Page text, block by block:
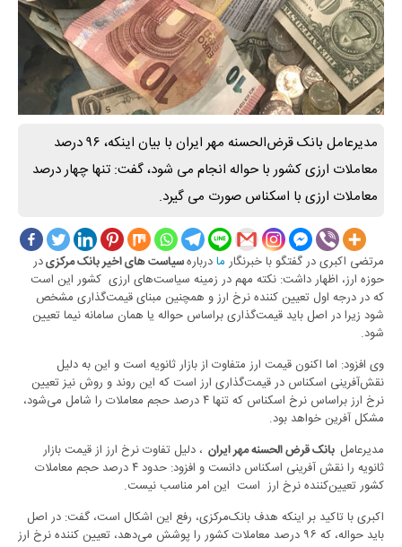
مدیرعامل بانک قرض‌الحسنه مهر ایران با بیان اینکه، ۹۶ درصد
معاملات ارزی کشور با حواله انجام می شود، گفت: تنها چهار درصد
معاملات ارزی با اسکناس صورت می گیرد.
مرتضی اکبری در گفتگو با خبرنگار مادربارهسیاست های اخیر بانک مرکزیدر
حوزه ارز، اظهار داشت: نکته مهم در زمینه سیاست‌های ارزی کشور این است
که در درجه اول تعیین کننده نرخ ارز و همچنین مبنای قیمت‌گذاری مشخص
شود زیرا در اصل باید قیمت‌گذاری براساس حواله یا همان سامانه نیما تعیین
شود.
وی افزود: اما اکنون قیمت ارز متفاوت از بازار ثانویه است و این به دلیل
نقش‌آفرینی اسکناس در قیمت‌گذاری ارز است که این روند و روش نیز تعیین
نرخ ارز براساس نرخ اسکناس که تنها ۴ درصد حجم معاملات را شامل می‌شود،
مشکل آفرین خواهد بود.
مدیرعامل بانک قرض الحسنه مهر ایران ، دلیل تفاوت نرخ ارز از قیمت بازار
ثانویه را نقش آفرینی اسکناس دانست و افزود: حدود ۴ درصد حجم معاملات
کشور تعیین‌کننده نرخ ارز است این امر مناسب نیست.
اکبری با تاکید بر اینکه هدف بانک‌مرکزی، رفع این اشکال است، گفت: در اصل
باید حواله، که ۹۶ درصد معاملات کشور را پوشش می‌دهد، تعیین کننده نرخ ارز